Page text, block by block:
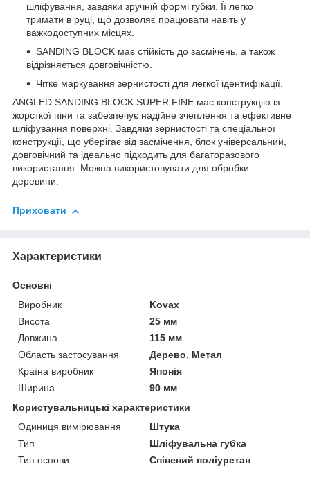
шліфування, завдяки зручній формі губки. Її легко
тримати в руці, що дозволяє працювати навіть у
важкодоступних місцях.
SANDING BLOCK має стійкість до засмічень, а також
відрізняється довговічністю.
Чітке маркування зернистості для легкої ідентифікації.
ANGLED SANDING BLOCK SUPER FINE має конструкцію із
жорсткої піни та забезпечує надійне зчеплення та ефективне
шліфування поверхні. Завдяки зернистості та спеціальної
конструкції, що уберігає від засмічення, блок універсальний,
довговічний та ідеально підходить для багаторазового
використання. Можна використовувати для обробки
деревини.
Приховати
Характеристики
Основні
Виробник
Kovax
Висота
25 мм
Довжина
115 мм
Область застосування
Дерево, Метал
Країна виробник
Японія
Ширина
90 мм
Користувальницькі характеристики
Одиниця вимірювання
Штука
Тип
Шліфувальна губка
Тип основи
Спінений поліуретан